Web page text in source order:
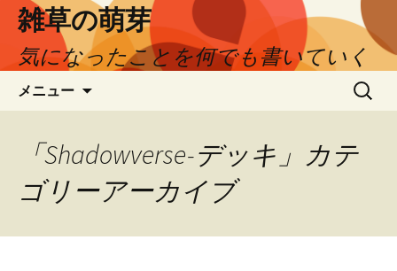
ン
へ
雑草の萌芽
気になったことを何でも書いていく
メニュー
検
索:
「Shadowverse-デッキ」カテ
ゴリーアーカイブ